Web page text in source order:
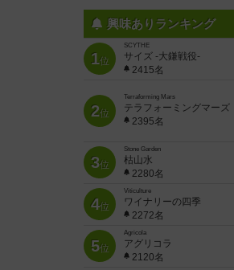
興味ありランキング
1位
SCYTHE
サイズ -大鎌戦役-
2415名
2位
Terraforming Mars
テラフォーミングマーズ
2395名
3位
Stone Garden
枯山水
2280名
4位
Viticulture
ワイナリーの四季
2272名
5位
Agricola
アグリコラ
2120名